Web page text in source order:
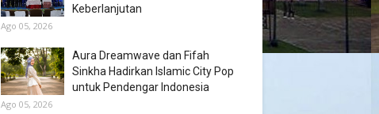
Keberlanjutan
Ago 05, 2026
Aura Dreamwave dan Fifah
Sinkha Hadirkan Islamic City Pop
untuk Pendengar Indonesia
Ago 05, 2026